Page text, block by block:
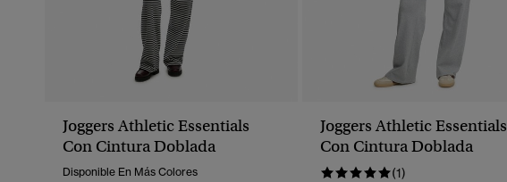
Joggers Athletic Essentials
Con Cintura Doblada
Disponible En Más Colores
Joggers Athletic Essentials
Con Cintura Doblada
(1)